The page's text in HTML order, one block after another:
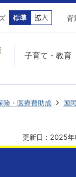
背
子育て・教育
険・医療費助成 国
更新日：2025